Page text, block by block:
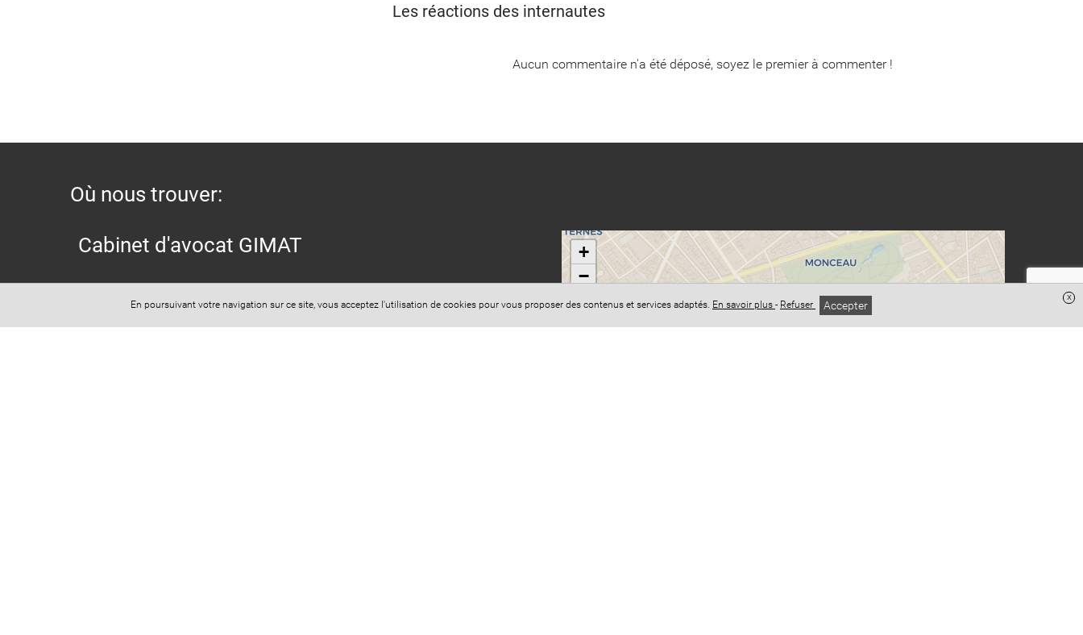
Les réactions des internautes
Aucun commentaire n'a été déposé, soyez le premier à commenter !
Où nous trouver:
Cabinet d'avocat GIMAT
75008 Paris
+
−
En poursuivant votre navigation sur ce site, vous acceptez l'utilisation de cookies pour vous proposer des contenus et services adaptés. En savoir plus - Refuser Accepter
x